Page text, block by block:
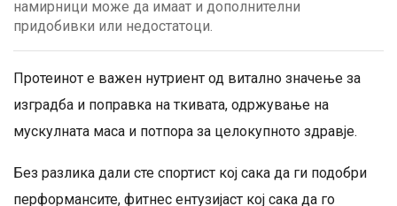
намирници може да имаат и дополнителни
придобивки или недостатоци.
Протеинот е важен нутриент од витално значење за
изградба и поправка на ткивата, одржување на
мускулната маса и потпора за целокупното здравје.
Без разлика дали сте спортист кој сака да ги подобри
перформансите, фитнес ентузијаст кој сака да го